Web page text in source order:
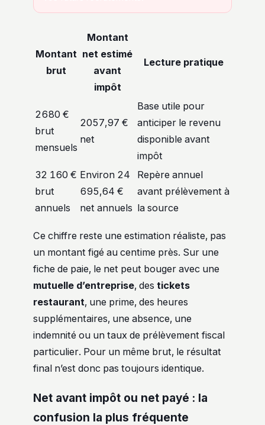
Montant
brut
Montant
net estimé
avant
impôt
Lecture pratique
2680 €
brut
mensuels
2057,97 €
net
Base utile pour
anticiper le revenu
disponible avant
impôt
32 160 €
brut
annuels
Environ 24
695,64 €
net annuels
Repère annuel
avant prélèvement à
la source
Ce chiffre reste une estimation réaliste, pas
un montant figé au centime près. Sur une
fiche de paie, le net peut bouger avec une
mutuelle d’entreprise, des tickets
restaurant, une prime, des heures
supplémentaires, une absence, une
indemnité ou un taux de prélèvement fiscal
particulier. Pour un même brut, le résultat
final n’est donc pas toujours identique.
Net avant impôt ou net payé : la
confusion la plus fréquente